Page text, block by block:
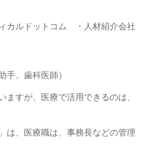
カルドットコム ・人材紹介会社
手、歯科医師）
ますが、医療で活用できるのは、
は、医療職は、事務長などの管理